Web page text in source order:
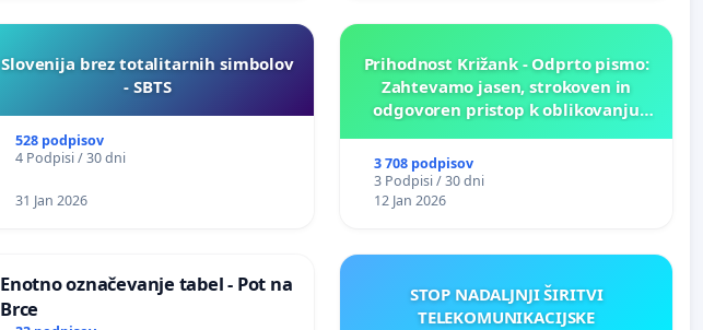
Slovenija brez totalitarnih simbolov
- SBTS
528 podpisov
4 Podpisi / 30 dni
31 Jan 2026
Prihodnost Križank - Odprto pismo:
Zahtevamo jasen, strokoven in
odgovoren pristop k oblikovanju
3 708 podpisov
3 Podpisi / 30 dni
12 Jan 2026
Enotno označevanje tabel - Pot na
Brce
STOP NADALJNJI ŠIRITVI
TELEKOMUNIKACIJSKE